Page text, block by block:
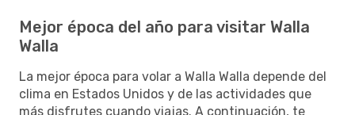
Mejor época del año para visitar Walla
Walla
La mejor época para volar a Walla Walla depende del
clima en Estados Unidos y de las actividades que
más disfrutes cuando viajas. A continuación, te